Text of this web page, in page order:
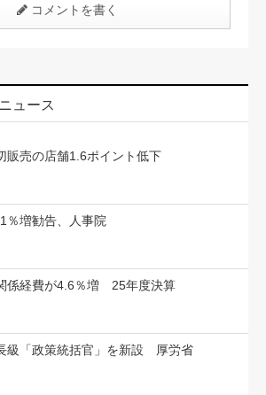
コメントを書く
ュース
販売の店舗1.6ポイント低下
％増勧告、人事院
係経費が4.6％増 25年度決算
級「政策統括官」を新設 厚労省